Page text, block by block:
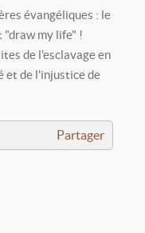
évangéliques : le
"draw my life" !
de l'esclavage en
et de l'injustice de
Partager